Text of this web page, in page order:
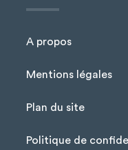
A propos
Mentions légales
Plan du site
Politique de